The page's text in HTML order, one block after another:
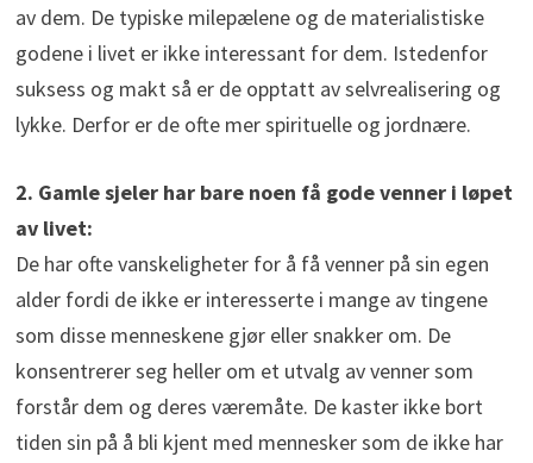
av dem. De typiske milepælene og de materialistiske
godene i livet er ikke interessant for dem. Istedenfor
suksess og makt så er de opptatt av selvrealisering og
lykke. Derfor er de ofte mer spirituelle og jordnære.
2. Gamle sjeler har bare noen få gode venner i løpet
av livet:
De har ofte vanskeligheter for å få venner på sin egen
alder fordi de ikke er interesserte i mange av tingene
som disse menneskene gjør eller snakker om. De
konsentrerer seg heller om et utvalg av venner som
forstår dem og deres væremåte. De kaster ikke bort
tiden sin på å bli kjent med mennesker som de ikke har